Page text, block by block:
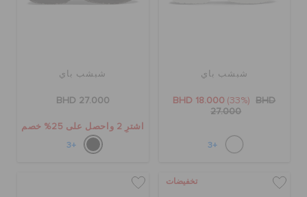
شبشب باي
BHD 18.000 (33%)
BHD
27.000
+3
شبشب باي
BHD 27.000
اشترِ 2 واحصل على 25% خصم
+3
تخفيضات